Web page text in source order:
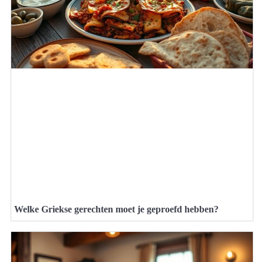
Welke Griekse gerechten moet je geproefd hebben?